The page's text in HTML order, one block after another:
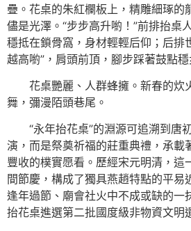
疊。花桌的朱紅欄板上，精雕細琢的
儘是光澤。“步步高升喲！”前排抬桌
穩抵在鎖骨窩，身材輕輕后仰；后排
越高喲”，肩頭前頂，腳步踩著鼓點穩
花桌艷麗、人群蜂擁。新春的炊
舞，彌漫陌頭巷尾。
“永年抬花桌”的淵源可追溯到唐
演，而是祭奠祈福的莊重典禮，承載
豐收的樸實愿看。歷經宋元明清，這
間節慶，構成了獨具燕趙特點的平易
逢年過節、廟會社火中不成或缺的
抬花桌進選第二批國度級非物資文明